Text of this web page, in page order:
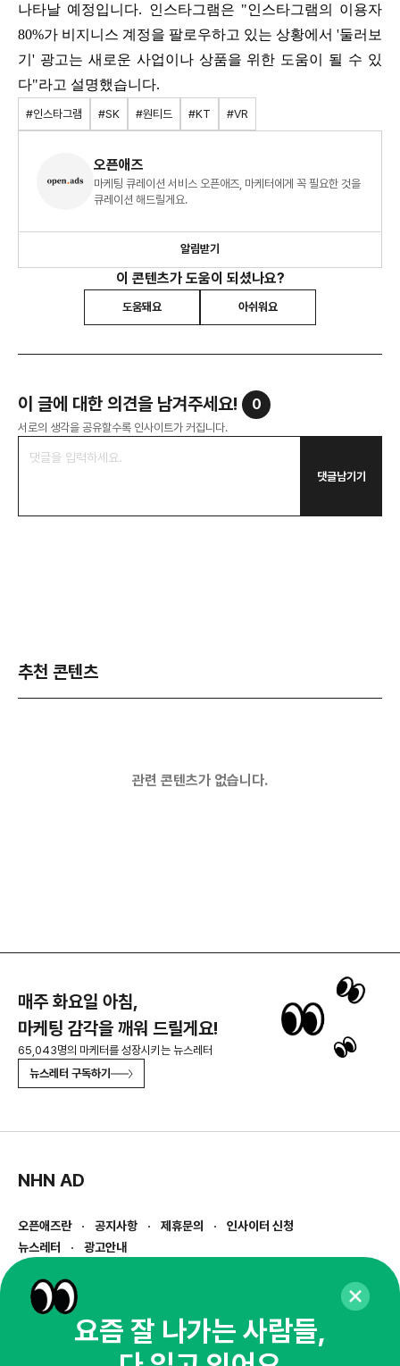
나타날 예정입니다. 인스타그램은 "인스타그램의 이용자
80%가 비지니스 계정을 팔로우하고 있는 상황에서 '둘러보
기' 광고는 새로운 사업이나 상품을 위한 도움이 될 수 있
다"라고 설명했습니다.
#인스타그램 #SK #원티드 #KT #VR
오픈애즈
마케팅 큐레이션 서비스 오픈애즈, 마케터에게 꼭 필요한 것을
큐레이션 해드릴게요.
알림받기
이 콘텐츠가 도움이 되셨나요?
도움돼요 아쉬워요
이 글에 대한 의견을 남겨주세요! 0
서로의 생각을 공유할수록 인사이트가 커집니다.
댓글남기기
추천 콘텐츠
관련 콘텐츠가 없습니다.
매주 화요일 아침,
마케팅 감각을 깨워 드릴게요!
65,043명의 마케터를 성장시키는 뉴스레터
뉴스레터 구독하기
NHN AD
오픈애즈란 공지사항 제휴문의
인사이터 신청
뉴스레터
광고안내
경기도 성남시 분당구 대왕판교로645번길 16
사업자등록번호 : 144-81-27690(
통신판매업신고번호 : 2014-경기성남-1023
호스팅서비스사업자 : 오픈애즈
요즘 잘 나가는 사람들,